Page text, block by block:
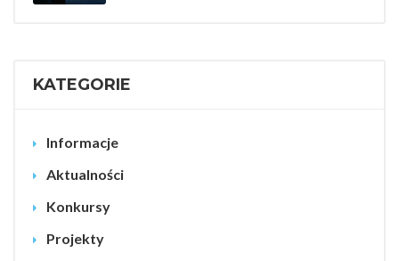
KATEGORIE
Informacje
Aktualności
Konkursy
Projekty